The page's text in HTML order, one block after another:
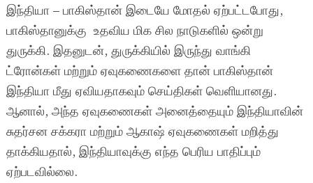
இந்தியா – பாகிஸ்தான் இடையே மோதல் ஏற்பட்டபோது,
பாகிஸ்தானுக்கு உதவிய மிக சில நாடுகளில் ஒன்று
துருக்கி. இதனுடன், துருக்கியில் இருந்து வாங்கி
ட்ரோன்கள் மற்றும் ஏவுகணைகளை தான் பாகிஸ்தான்
இந்தியா மீது ஏவியதாகவும் செய்திகள் வெளியானது.
ஆனால், அந்த ஏவுகணைகள் அனைத்தையும் இந்தியாவின்
சுதர்சன சக்கரா மற்றும் ஆகாஷ் ஏவுகணைகள் மறித்து
தாக்கியதால், இந்தியாவுக்கு எந்த பெரிய பாதிப்பும்
ஏற்படவில்லை.